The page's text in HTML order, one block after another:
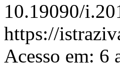
10.19090/
https://
Acesso em: 6